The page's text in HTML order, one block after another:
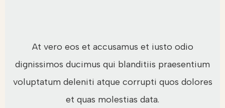
At vero eos et accusamus et iusto odio
dignissimos ducimus qui blanditiis praesentium
voluptatum deleniti atque corrupti quos dolores
et quas molestias data.